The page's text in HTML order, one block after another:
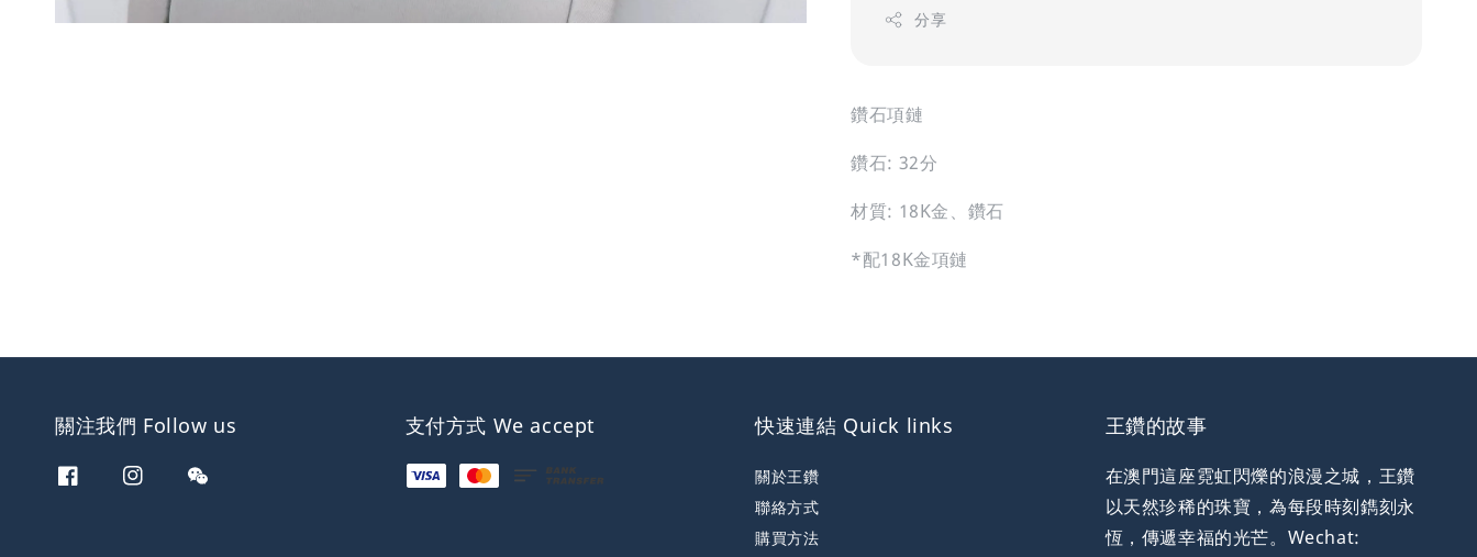
分享
鑽石項鏈
鑽石: 32分
材質: 18K金、鑽石
*配18K金項鏈
關注我們 Follow us 支付方式 We accept 快速連結 Quick links
關於王鑽
聯絡方式
購買方法
王鑽的故事
在澳門這座霓虹閃爍的浪漫之城，王鑽
以天然珍稀的珠寶，為每段時刻鐫刻永
恆，傳遞幸福的光芒。Wechat: